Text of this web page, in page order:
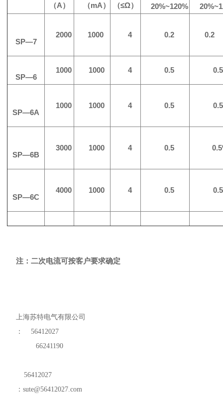
（A）
（mA）
（≤Ω）
20%~120%
SP—7
2000 1000 4 0.2 0.2
SP—6
1000 1000 4 0.5 0.5
SP—6A
1000 1000 4 0.5 0.5
SP—6B
3000 1000 4 0.5 0.5
SP—6C
4000 1000 4 0.5 0.5
注：二次电流可按客户要求确定
上海苏特电气有限公司
：
56412027
66241190
56412027
： sute@56412027.com